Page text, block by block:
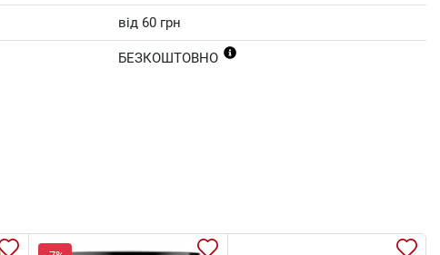
від 60 грн
БЕЗКОШТОВНО